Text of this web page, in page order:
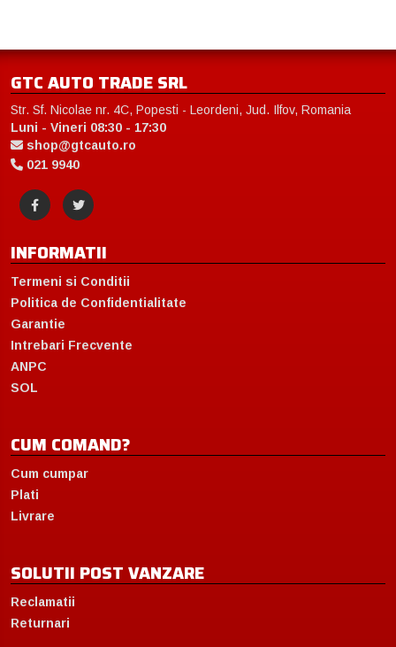
GTC AUTO TRADE SRL
Str. Sf. Nicolae nr. 4C, Popesti - Leordeni, Jud. Ilfov, Romania
Luni - Vineri 08:30 - 17:30
shop@gtcauto.ro
021 9940
INFORMATII
Termeni si Conditii
Politica de Confidentialitate
Garantie
Intrebari Frecvente
ANPC
SOL
CUM COMAND?
Cum cumpar
Plati
Livrare
SOLUTII POST VANZARE
Reclamatii
Returnari